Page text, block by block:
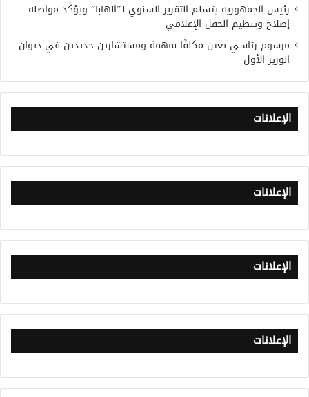
رئيس الجمهورية يتسلم التقرير السنوي لـ”الهابا” ويؤكد مواصلة
إصلاح وتنظيم الحقل الإعلامي
مرسوم رئاسي يعين مكلفًا بمهمة ومستشارين جديدين في ديوان
الوزير الأول
الإعلانات
الإعلانات
الإعلانات
الإعلانات